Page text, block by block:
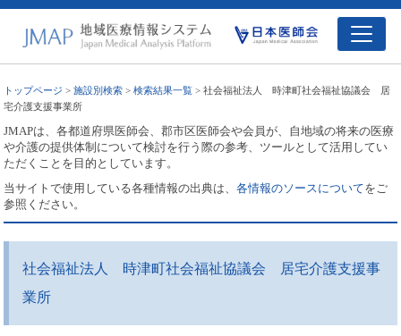
トップページ >施設別検索 >検索結果一覧 > 社会福祉法人 時津町社会福祉協議会 居
宅介護支援事業所
JMAPは、各都道府県医師会、郡市区医師会や会員が、自地域の将来の医療
や介護の提供体制について検討を行う際の参考、ツールとして活用してい
ただくことを目的としています。
当サイトで使用している各種情報の出典は、各情報のソースについてをご
参照ください。
社会福祉法人 時津町社会福祉協議会 居宅介護支援事
業所